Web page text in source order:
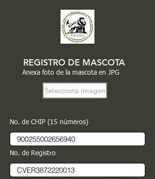
REGISTRO DE MASCOTA
Anexa foto de la mascota en JPG
Selecciona imagen
No. de CHIP (15 números)
No. de Registro